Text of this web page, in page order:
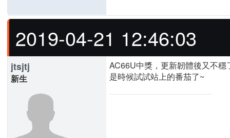
2019-04-21 12:46:03
jtsjtj
新生
AC66U中獎，更新韌體後又不穩
是時候試試站上的番茄了~